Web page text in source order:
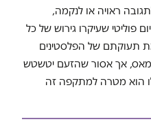
ראויה או לנקמה,
פוליטי שעיקרו גירוש של כל
תעוקתם של הפלסטינים
אך אסור שהזעם יטשטש
הוא מטרה למתקפה זה